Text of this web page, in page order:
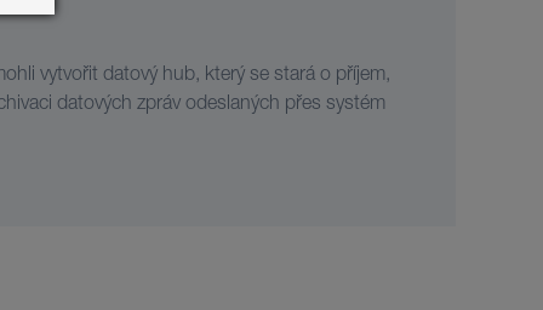
vytvořit datový hub, který se stará o příjem,
datových zpráv odeslaných přes systém